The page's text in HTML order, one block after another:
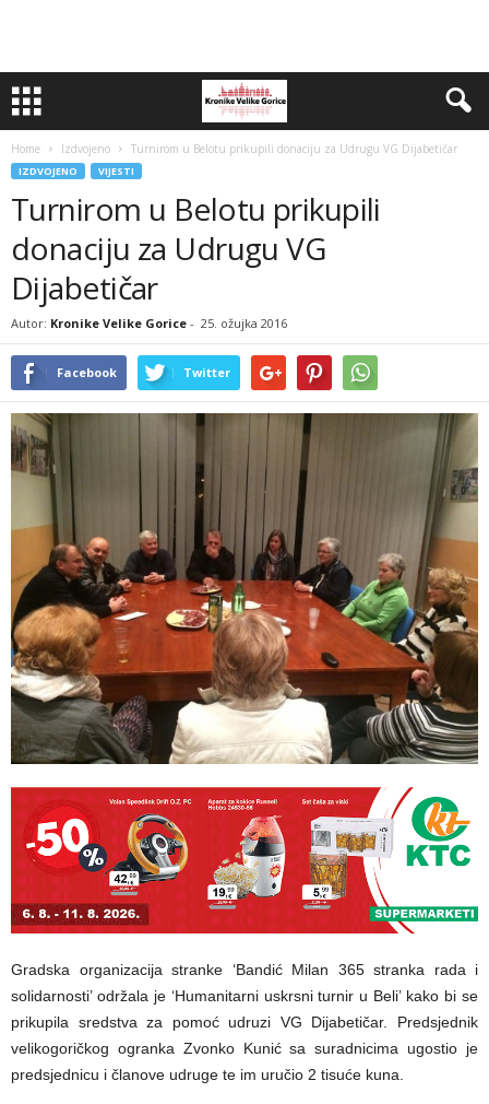
Home Izdvojeno Turnirom u Belotu prikupili donaciju za Udrugu VG Dijabetičar
IZDVOJENO VIJESTI
Turnirom u Belotu prikupili
donaciju za Udrugu VG
Dijabetičar
Autor: Kronike Velike Gorice - 25. ožujka 2016
Facebook Twitter
Gradska organizacija stranke ‘Bandić Milan 365 stranka rada i
solidarnosti’ održala je ‘Humanitarni uskrsni turnir u Beli’ kako bi se
prikupila sredstva za pomoć udruzi VG Dijabetičar. Predsjednik
velikogoričkog ogranka Zvonko Kunić sa suradnicima ugostio je
predsjednicu i članove udruge te im uručio 2 tisuće kuna.